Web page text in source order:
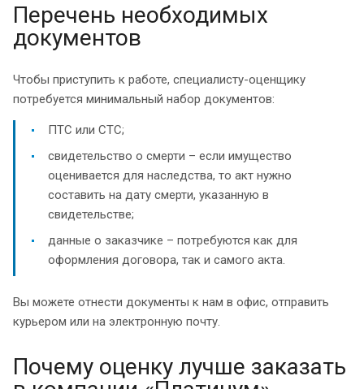
Перечень необходимых
документов
Чтобы приступить к работе, специалисту-оценщику
потребуется минимальный набор документов:
ПТС или СТС;
свидетельство о смерти – если имущество
оценивается для наследства, то акт нужно
составить на дату смерти, указанную в
свидетельстве;
данные о заказчике – потребуются как для
оформления договора, так и самого акта.
Вы можете отнести документы к нам в офис, отправить
курьером или на электронную почту.
Почему оценку лучше заказать